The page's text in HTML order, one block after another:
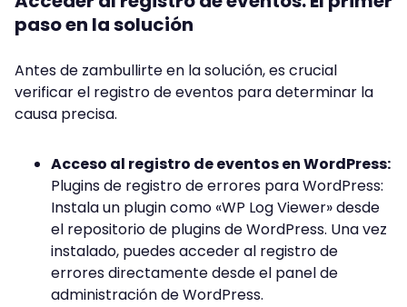
paso en la solución
Antes de zambullirte en la solución, es crucial
verificar el registro de eventos para determinar la
causa precisa.
Acceso al registro de eventos en WordPress:
Plugins de registro de errores para WordPress:
Instala un plugin como «WP Log Viewer» desde
el repositorio de plugins de WordPress. Una vez
instalado, puedes acceder al registro de
errores directamente desde el panel de
administración de WordPress.